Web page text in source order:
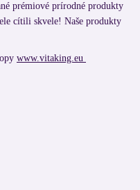
prémiové prírodné produkty
cítili skvele! Naše produkty
www.vitaking.eu